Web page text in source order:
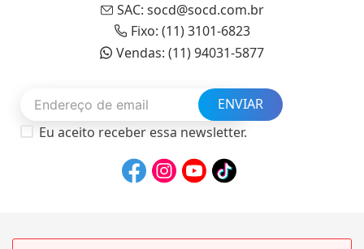
SAC: socd@socd.com.br
Fixo: (11) 3101-6823
Vendas: (11) 94031-5877
ENVIAR
Eu aceito receber essa newsletter.